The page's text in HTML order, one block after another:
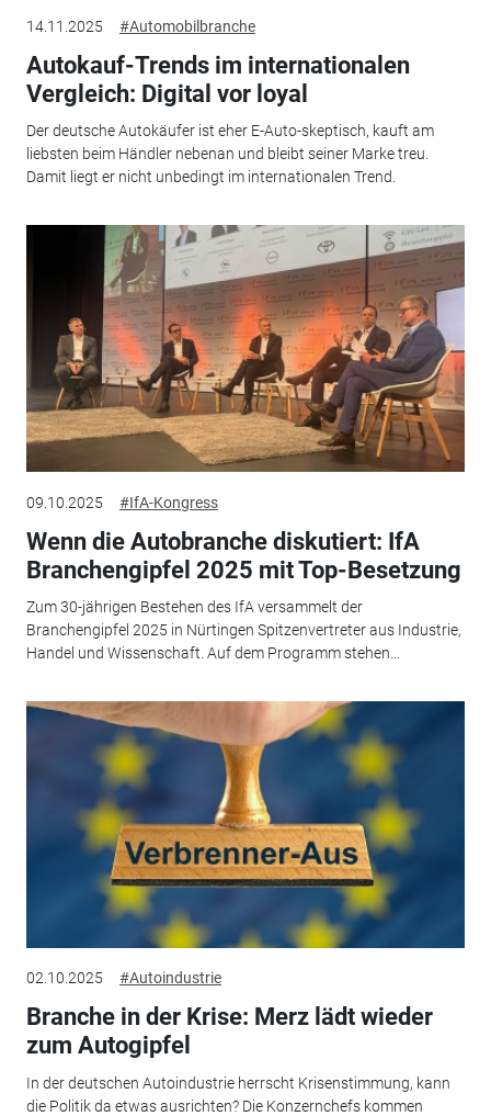
14.11.2025 #Automobilbranche
Autokauf-Trends im internationalen
Vergleich: Digital vor loyal
Der deutsche Autokäufer ist eher E-Auto-skeptisch, kauft am
liebsten beim Händler nebenan und bleibt seiner Marke treu.
Damit liegt er nicht unbedingt im internationalen Trend.
09.10.2025 #IfA-Kongress
Wenn die Autobranche diskutiert: IfA
Branchengipfel 2025 mit Top-Besetzung
Zum 30-jährigen Bestehen des IfA versammelt der
Branchengipfel 2025 in Nürtingen Spitzenvertreter aus Industrie,
Handel und Wissenschaft. Auf dem Programm stehen...
02.10.2025 #Autoindustrie
Branche in der Krise: Merz lädt wieder
zum Autogipfel
In der deutschen Autoindustrie herrscht Krisenstimmung, kann
die Politik da etwas ausrichten? Die Konzernchefs kommen